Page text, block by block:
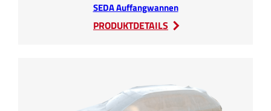
SEDA Auffangwannen
PRODUKTDETAILS
: